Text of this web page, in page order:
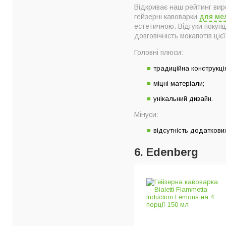
Відкриває наш рейтинг
гейзерні кавоварки для
естетичною. Відгуки
довговічність мокапотів
Головні плюси:
традиційна
міцні матеріали;
унікальний дизайн.
Мінуси:
відсутність
6. Edenberg